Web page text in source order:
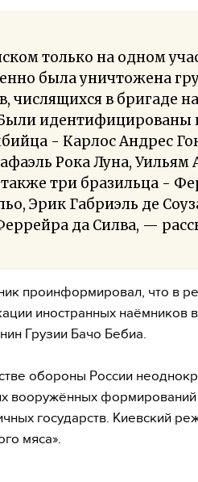
только на одном
была уничтожена
числящихся в бригаде
идентифицированы
- Карлос Андрес
Рока Луна, Уильям
также три бразильца -
Эрик Габриэль де
да Силва, —
проинформировал, что в
иностранных наёмников
Грузии Бачо Бебиа.
обороны России
вооружённых формирований
государств. Киевский
мяса».